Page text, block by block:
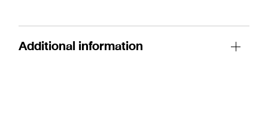
Additional information